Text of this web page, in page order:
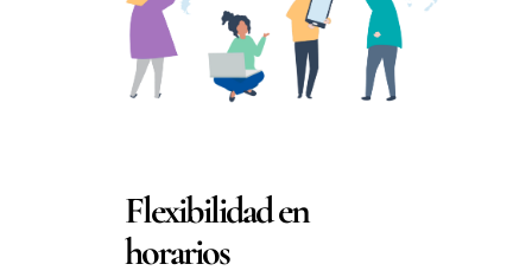
Flexibilidad en
horarios